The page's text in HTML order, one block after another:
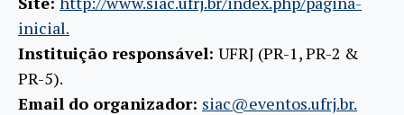
inicial.
Instituição responsável: UFRJ (PR-1, PR-2 &
PR-5).
Email do organizador: siac@eventos.ufrj.br.